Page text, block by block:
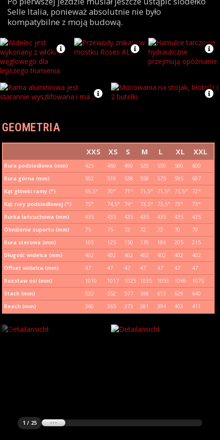
Selle Italia, ponieważ absolutnie nie było
kompatybilne z moją budową.
GEOMETRIA
XXS XS S M L XL XXL
Rura podsiodłowa (mm) 425 460 490 520 550 580
600
Rura górna (mm)
502 518 538 558 575 595
607
Kąt główki ramy (°)
69,5° 70° 71° 71,5° 71,5° 71,5°
72°
Kąt rury podsiodłowej (°)
75° 74,5° 74° 73,5° 73,5° 73°
73°
Rurka łańcuchowa (mm)
435 435 435 435 435 435
435
Obniżenie suportu (mm)
75 75 72 72 72 70
70
Rura sterowa (mm)
105 125 150 170 186 205
215
Długość widelca (mm)
402 402 402 402 402 402
402
Offset widelca (mm)
47 47 47 47 47 47
47
Rozstaw osi (mm)
1010 1017 1025 1035 1053 1069
1075
Stack (mm)
532 552 577 598 613 629
640
Reach (mm)
360 365 373 381 394 403 411
1 / 25